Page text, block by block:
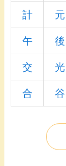
計 元
午 後
交 光
合 谷